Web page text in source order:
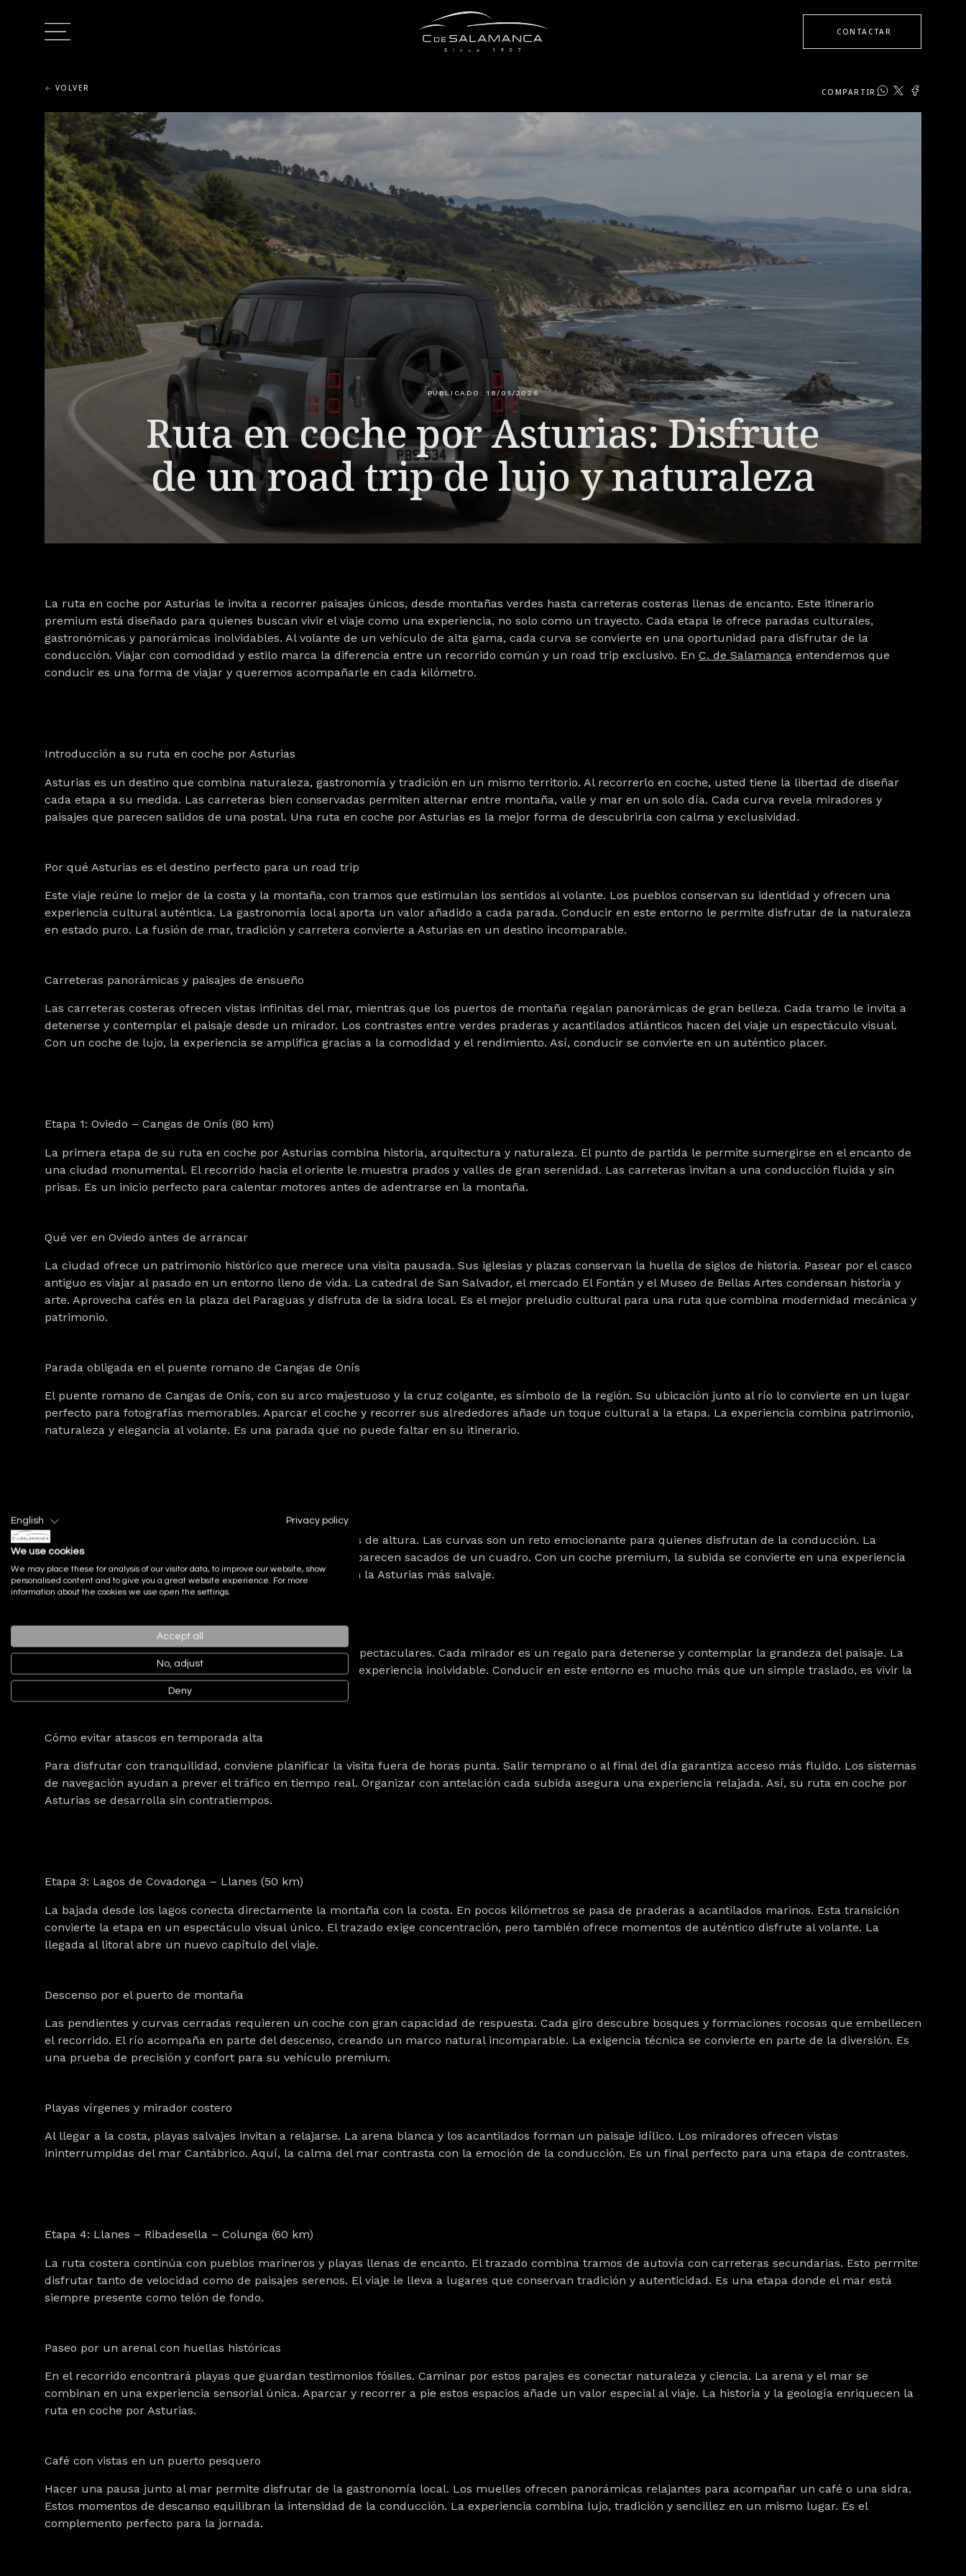
CONTACTAR
VOLVER COMPARTIR
PUBLICADO: 18/05/2026
Ruta en coche por Asturias: Disfrute
de un road trip de lujo y naturaleza
La ruta en coche por Asturias le invita a recorrer paisajes únicos, desde montañas verdes hasta carreteras costeras llenas de encanto. Este itinerario
premium está diseñado para quienes buscan vivir el viaje como una experiencia, no solo como un trayecto. Cada etapa le ofrece paradas culturales,
gastronómicas y panorámicas inolvidables. Al volante de un vehículo de alta gama, cada curva se convierte en una oportunidad para disfrutar de la
conducción. Viajar con comodidad y estilo marca la diferencia entre un recorrido común y un road trip exclusivo. En C. de Salamanca entendemos que
conducir es una forma de viajar y queremos acompañarle en cada kilómetro.
Introducción a su ruta en coche por Asturias
Asturias es un destino que combina naturaleza, gastronomía y tradición en un mismo territorio. Al recorrerlo en coche, usted tiene la libertad de diseñar
cada etapa a su medida. Las carreteras bien conservadas permiten alternar entre montaña, valle y mar en un solo día. Cada curva revela miradores y
paisajes que parecen salidos de una postal. Una ruta en coche por Asturias es la mejor forma de descubrirla con calma y exclusividad.
Por qué Asturias es el destino perfecto para un road trip
Este viaje reúne lo mejor de la costa y la montaña, con tramos que estimulan los sentidos al volante. Los pueblos conservan su identidad y ofrecen una
experiencia cultural auténtica. La gastronomía local aporta un valor añadido a cada parada. Conducir en este entorno le permite disfrutar de la naturaleza
en estado puro. La fusión de mar, tradición y carretera convierte a Asturias en un destino incomparable.
Carreteras panorámicas y paisajes de ensueño
Las carreteras costeras ofrecen vistas infinitas del mar, mientras que los puertos de montaña regalan panorámicas de gran belleza. Cada tramo le invita a
detenerse y contemplar el paisaje desde un mirador. Los contrastes entre verdes praderas y acantilados atlánticos hacen del viaje un espectáculo visual.
Con un coche de lujo, la experiencia se amplifica gracias a la comodidad y el rendimiento. Así, conducir se convierte en un auténtico placer.
Etapa 1: Oviedo – Cangas de Onís (80 km)
La primera etapa de su ruta en coche por Asturias combina historia, arquitectura y naturaleza. El punto de partida le permite sumergirse en el encanto de
una ciudad monumental. El recorrido hacia el oriente le muestra prados y valles de gran serenidad. Las carreteras invitan a una conducción fluida y sin
prisas. Es un inicio perfecto para calentar motores antes de adentrarse en la montaña.
Qué ver en Oviedo antes de arrancar
La ciudad ofrece un patrimonio histórico que merece una visita pausada. Sus iglesias y plazas conservan la huella de siglos de historia. Pasear por el casco
antiguo es viajar al pasado en un entorno lleno de vida. La catedral de San Salvador, el mercado El Fontán y elMuseo de Bellas Artes condensan historia y
arte. Aprovecha cafés en la plaza del Paraguas y disfruta de la sidra local. Es el mejor preludio cultural para una ruta que combina modernidad mecánica y
patrimonio.
Parada obligada en el puente romano de Cangas de Onís
El puente romano de Cangas de Onís, con su arco majestuoso y la cruz colgante, es símbolo de la región. Su ubicación junto al río lo convierte en un lugar
perfecto para fotografías memorables. Aparcar el coche y recorrer sus alrededores añade un toque cultural a la etapa. La experiencia combina patrimonio,
naturaleza y elegancia al volante. Es una parada que no puede faltar en su itinerario.
Este tramo le lleva a carreteras de montaña con paisajes de altura. Las curvas son un reto emocionante para quienes disfrutan de la conducción. La
naturaleza alpina sorprende con lagos y montañas que parecen sacados de un cuadro. Con un coche premium, la subida se convierte en una experiencia
cómoda y segura. Aquí comienza el contacto directo con la Asturias más salvaje.
Ruta por la vertiente del Sella y miradores
El camino bordea el río y asciende hacia panorámicas espectaculares. Cada mirador es un regalo para detenerse y contemplar la grandeza del paisaje. La
vegetación, los valles y el aire puro se combinan en una experiencia inolvidable. Conducir en este entorno es mucho más que un simple traslado, es vivir la
montaña en primera persona.
Cómo evitar atascos en temporada alta
Para disfrutar con tranquilidad, conviene planificar la visita fuera de horas punta. Salir temprano o al final del día garantiza acceso más fluido. Los sistemas
de navegación ayudan a prever el tráfico en tiempo real. Organizar con antelación cada subida asegura una experiencia relajada. Así, su ruta en coche por
Asturias se desarrolla sin contratiempos.
Etapa 3: Lagos de Covadonga – Llanes (50 km)
La bajada desde los lagos conecta directamente la montaña con la costa. En pocos kilómetros se pasa de praderas a acantilados marinos. Esta transición
convierte la etapa en un espectáculo visual único. El trazado exige concentración, pero también ofrece momentos de auténtico disfrute al volante. La
llegada al litoral abre un nuevo capítulo del viaje.
Descenso por el puerto de montaña
Las pendientes y curvas cerradas requieren un coche con gran capacidad de respuesta. Cada giro descubre bosques y formaciones rocosas que embellecen
el recorrido. El río acompaña en parte del descenso, creando un marco natural incomparable. La exigencia técnica se convierte en parte de la diversión. Es
una prueba de precisión y confort para su vehículo premium.
Playas vírgenes y mirador costero
Al llegar a la costa, playas salvajes invitan a relajarse. La arena blanca y los acantilados forman un paisaje idílico. Los miradores ofrecen vistas
ininterrumpidas del mar Cantábrico. Aquí, la calma del mar contrasta con la emoción de la conducción. Es un final perfecto para una etapa de contrastes.
Etapa 4: Llanes – Ribadesella – Colunga (60 km)
La ruta costera continúa con pueblos marineros y playas llenas de encanto. El trazado combina tramos de autovía con carreteras secundarias. Esto permite
disfrutar tanto de velocidad como de paisajes serenos. El viaje le lleva a lugares que conservan tradición y autenticidad. Es una etapa donde el mar está
siempre presente como telón de fondo.
Paseo por un arenal con huellas históricas
En el recorrido encontrará playas que guardan testimonios fósiles. Caminar por estos parajes es conectar naturaleza y ciencia. La arena y el mar se
combinan en una experiencia sensorial única. Aparcar y recorrer a pie estos espacios añade un valor especial al viaje. La historia y la geología enriquecen la
ruta en coche por Asturias.
Café con vistas en un puerto pesquero
Hacer una pausa junto al mar permite disfrutar de la gastronomía local. Los muelles ofrecen panorámicas relajantes para acompañar un café o una sidra.
Estos momentos de descanso equilibran la intensidad de la conducción. La experiencia combina lujo, tradición y sencillez en un mismo lugar. Es el
complemento perfecto para la jornada.
English Privacy policy
We use cookies
We may place these for analysis of our visitor data, to improve our website, show
personalised content and to give you a great website experience. For more
information about the cookies we use open the settings.
Accept all
No, adjust
Deny